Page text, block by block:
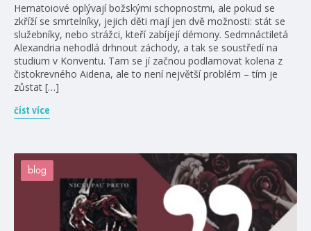
Hematoiové oplývají božskými schopnostmi, ale pokud se
zkříží se smrtelníky, jejich děti mají jen dvě možnosti: stát se
služebníky, nebo strážci, kteří zabíjejí démony. Sedmnáctiletá
Alexandria nehodlá drhnout záchody, a tak se soustředí na
studium v Konventu. Tam se jí začnou podlamovat kolena z
čistokrevného Aidena, ale to není největší problém – tím je
zůstat […]
číst více
blog